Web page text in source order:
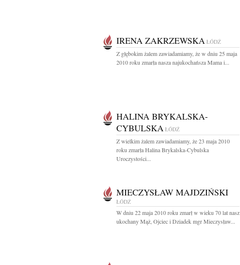
IRENA ZAKRZEWSKA ŁÓDŹ
Z głębokim żalem zawiadamiamy, że w dniu 25 maja
2010 roku zmarła nasza najukochańsza Mama i...
HALINA BRYKALSKA-
CYBULSKA ŁÓDŹ
Z wielkim żalem zawiadamiamy, że 23 maja 2010
roku zmarła Halina Brykalska-Cybulska
Uroczystości...
MIECZYSŁAW MAJDZIŃSKI
ŁÓDŹ
W dniu 22 maja 2010 roku zmarł w wieku 70 lat nasz
ukochany Mąż, Ojciec i Dziadek mgr Mieczysław...